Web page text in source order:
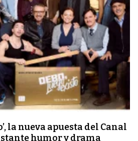
la nueva apuesta del Canal
humor y drama